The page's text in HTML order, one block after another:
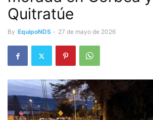
Quitratúe
By EquipoNDS - 27 de mayo de 2026